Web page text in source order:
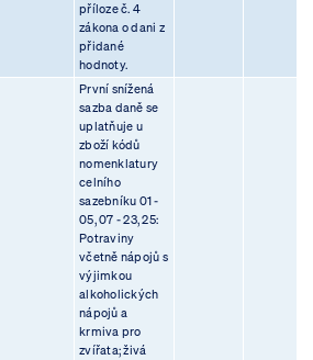
příloze č. 4
zákona o dani z
přidané
hodnoty.
První snížená
sazba daně se
uplatňuje u
zboží kódů
nomenklatury
celního
sazebníku 01 -
05, 07 - 23, 25:
Potraviny
včetně nápojů s
výjimkou
alkoholických
nápojů a
krmiva pro
zvířata; živá